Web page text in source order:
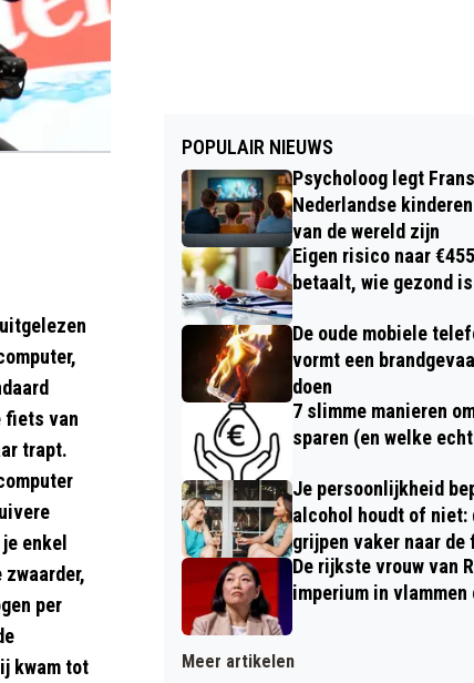
fiets van
trapt.
enkel
per
kwam tot
POPULAIR NIEUWS
Psycholoog legt
Nederlandse
van de wereld zijn
Eigen risico naar
betaalt, wie gezond
De oude mobiele
vormt een
doen
7 slimme manieren
sparen (en welke
Je persoonlijkheid
alcohol houdt of niet:
grijpen vaker naar de
De rijkste vrouw van
imperium in vlammen
Meer artikelen